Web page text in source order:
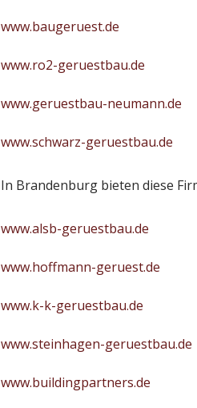
www.baugeruest.de
www.ro2-geruestbau.de
www.geruestbau-neumann.de
www.schwarz-geruestbau.de
In Brandenburg bieten diese
www.alsb-geruestbau.de
www.hoffmann-geruest.de
www.k-k-geruestbau.de
www.steinhagen-geruestbau.de
www.buildingpartners.de